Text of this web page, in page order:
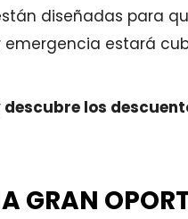
diseñadas para
estará
los
GRAN